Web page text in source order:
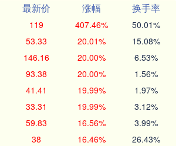
最新价 涨幅
换手率
119 407.46% 50.01%
53.33 20.01% 15.08%
146.16 20.00% 6.53%
93.38 20.00% 1.56%
41.41 19.99% 1.97%
33.31 19.99% 3.12%
59.83 16.56% 3.99%
38 16.46% 26.43%